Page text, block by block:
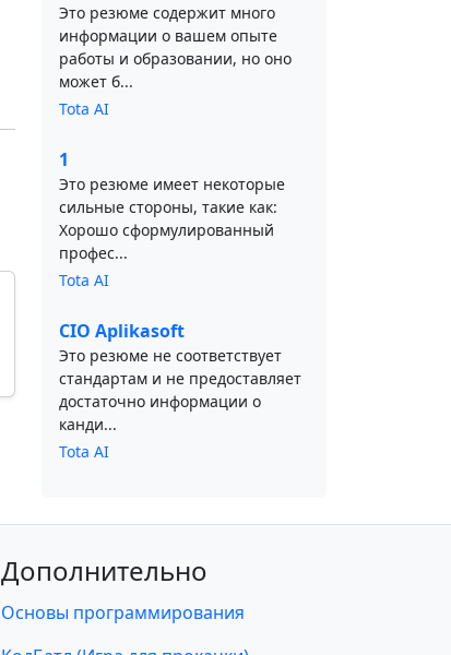
Это резюме содержит много
информации о вашем опыте
работы и образовании, но оно
может б...
Tota AI
1
Это резюме имеет некоторые
сильные стороны, такие как:
Хорошо сформулированный
профес...
Tota AI
CIO Aplikasoft
Это резюме не соответствует
стандартам и не предоставляет
достаточно информации о
канди...
Tota AI
Дополнительно
Основы программирования